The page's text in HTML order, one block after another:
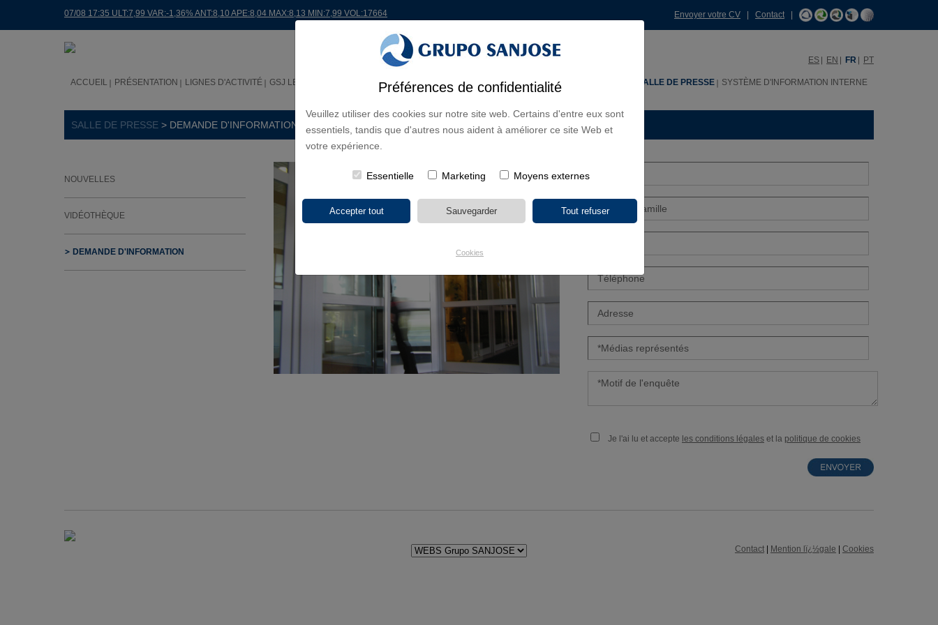
Préférences de confidentialité
Veuillez utiliser des cookies sur notre site web. Certains d'entre eux sont
essentiels, tandis que d'autres nous aident à améliorer ce site Web et
votre expérience.
Essentielle Marketing Moyens externes
Cookies
07/08 17:35 ULT:7,99 VAR:-1,36% ANT:8,10 APE:8,04 MAX:8,13 MIN:7,99 VOL:17664 Envoyer votre CV Contact|
ES EN FR PT
ACCUEIL PRÉSENTATION LIGNES D'ACTIVITÉ GSJ LE MONDE ACTIONNAIRES ET INVESTISSEURS INNOVATION SALLE DE PRESSE SYSTÈME D'INFORMATION INTERNE
SALLE DE PRESSE > DEMANDE D'INFORMATION
NOUVELLES
VIDÉOTHÈQUE
DEMANDE D'INFORMATION
Je l'ai lu et accepte les conditions légales et la politique de cookies
Contact| Mention lï¿½gale Cookies